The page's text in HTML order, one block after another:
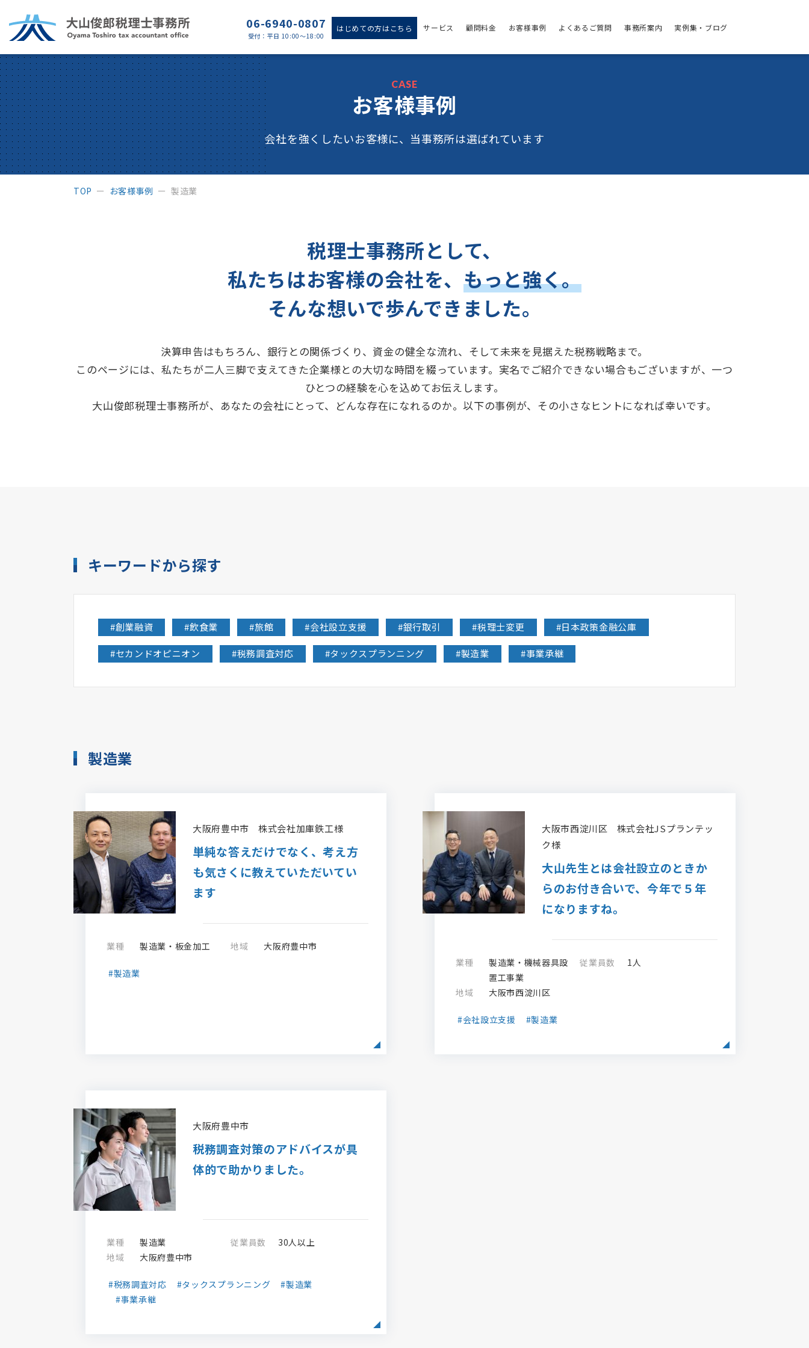
06-6940-0807
受付 ：平日 10:00〜18:00
はじめての方はこちら サービス 顧問料金 お客様事例 よくあるご質問 事務所案内 実例集・ブログ
CASE
お客様事例
会社を強くしたいお客様に、 当事務所は選ばれています
TOP お客様事例 製造業
税理士事務所として、
私たちはお客様の会社を、もっと強く。
そんな想いで歩んできました。
決算申告はもちろん、銀行との関係づくり、資金の健全な流れ、そして未来を見据えた税務戦略まで。
このページには、私たちが二人三脚で支えてきた企業様との大切な時間を綴っています。実名でご紹介できない場合もございますが、一つ
ひとつの経験を心を込めてお伝えします。
大山俊郎税理士事務所が、あなたの会社にとって、どんな存在になれるのか。以下の事例が、その小さなヒントになれば幸いです。
キーワードから探す
#創業融資 #飲食業 #旅館 #会社設立支援 #銀行取引 #税理士変更 #日本政策金融公庫
#セカンドオピニオン #税務調査対応 #タックスプランニング #製造業 #事業承継
製造業
大阪府豊中市 株式会社加庫鉄工様
単純な答えだけでなく、考え方
も気さくに教えていただいてい
ます
業種 製造業・板金加工 地域 大阪府豊中市
#製造業
大阪市西淀川区
株式会社JSプランテッ
ク様
大山先生とは会社設立のときか
らのお付き合いで、今年で５年
になりますね。
業種
製造業・機械器具設
置工事業
地域
大阪市西淀川区
従業員数 1人
#会社設立支援 #製造業
大阪府豊中市
税務調査対策のアドバイスが具
体的で助かりました。
業種
製造業
地域
大阪府豊中市
従業員数 30人以上
#税務調査対応 #タックスプランニング
#製造業
#事業承継